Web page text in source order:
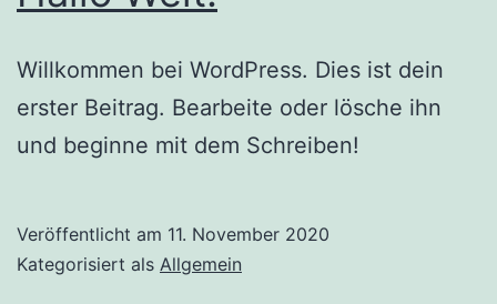
Willkommen bei WordPress. Dies ist dein
erster Beitrag. Bearbeite oder lösche ihn
und beginne mit dem Schreiben!
Veröffentlicht am 11. November 2020
Kategorisiert als Allgemein